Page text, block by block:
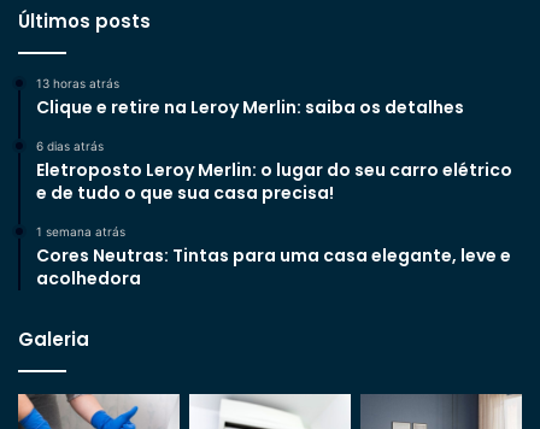
Últimos posts
13 horas atrás
Clique e retire na Leroy Merlin: saiba os detalhes
6 dias atrás
Eletroposto Leroy Merlin: o lugar do seu carro elétrico
e de tudo o que sua casa precisa!
1 semana atrás
Cores Neutras: Tintas para uma casa elegante, leve e
acolhedora
Galeria